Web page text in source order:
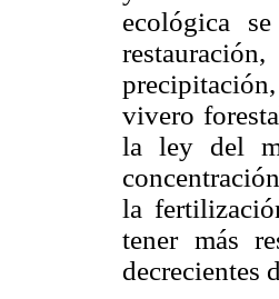
ecológica
vivero
la ley del
la
tener más
decrecientes